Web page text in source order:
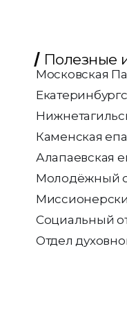
Полезные
Московская
Каменская
Алапаевская
Молодёжный
Социальный
Отдел